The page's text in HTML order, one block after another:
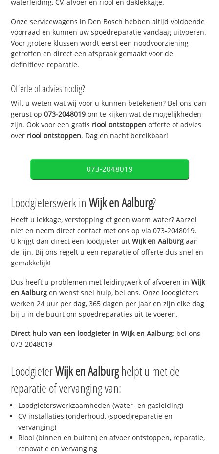
waterleiding, CV, afvoer en riool en daklekkage.
Onze servicewagens in Den Bosch hebben altijd voldoende
voorraad en kunnen uw spoedreparatie vandaag uitvoeren.
Voor grotere klussen wordt eerst een noodvoorziening
getroffen en direct een afspraak gemaakt voor de
definitieve reparatie.
Offerte of advies nodig?
Wilt u weten wat wij voor u kunnen betekenen? Bel ons dan
gerust op073-2048019 om te kijken wat de mogelijkheden
zijn. Ook voor een gratis riool ontstoppen offerte of advies
over riool ontstoppen. Dag en nacht bereikbaar!
073-2048019
Loodgieterswerk inWijk en Aalburg?
Heeft u lekkage, verstopping of geen warm water? Aarzel
niet en neem direct contact met ons op via 073-2048019.
U krijgt dan direct een loodgieter uitWijk en Aalburg aan
de lijn. Bij ons regelt u een reparatie of offerte dus snel en
gemakkelijk!
Dus heeft u problemen met leidingwerk of afvoeren inWijk
en Aalburg en wenst snel hulp, bel ons. Onze loodgieters
werken 24 uur per dag, 365 dagen per jaar en zijn elke dag
bij u in de buurt om spoedreparaties uit te voeren.
Direct hulp van een loodgieter inWijk en Aalburg: bel ons
073-2048019
LoodgieterWijk en Aalburghelpt u met de
reparatie of vervanging van:
Loodgieterswerkzaamheden (water- en gasleiding)
CV installaties (onderhoud, (spoed)reparatie en
vervanging)
Riool (binnen en buiten) en afvoer ontstoppen, reparatie,
renovatie en vervanging